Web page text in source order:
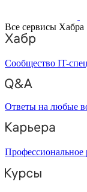
Все сервисы Хабра
Сообщество IT-
Ответы на любые
Профессиональное